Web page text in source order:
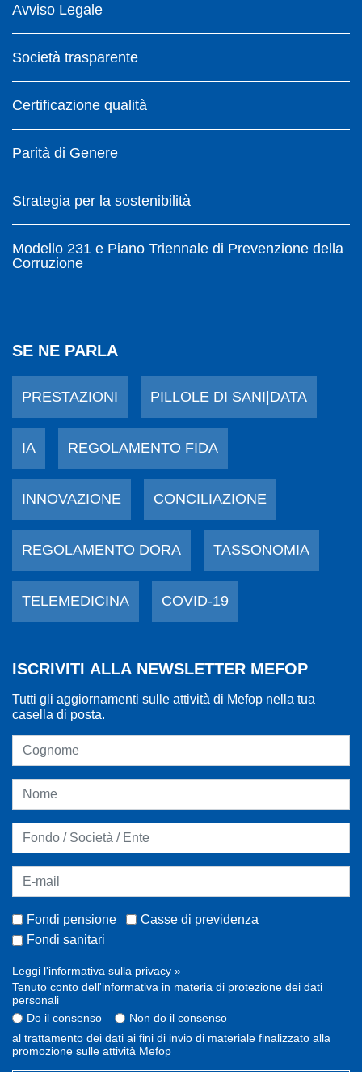
Avviso Legale
Società trasparente
Certificazione qualità
Parità di Genere
Strategia per la sostenibilità
Modello 231 e Piano Triennale di Prevenzione della
Corruzione
SE NE PARLA
PRESTAZIONI PILLOLE DI SANI|DATA
IA REGOLAMENTO FIDA
INNOVAZIONE CONCILIAZIONE
REGOLAMENTO DORA TASSONOMIA
TELEMEDICINA COVID-19
ISCRIVITI ALLA NEWSLETTER MEFOP
Tutti gli aggiornamenti sulle attività di Mefop nella tua
casella di posta.
Fondi pensione
Casse di previdenza
Fondi sanitari
Leggi l'informativa sulla privacy »
Tenuto conto dell'informativa in materia di protezione dei dati
personali
Do il consenso
Non do il consenso
al trattamento dei dati ai fini di invio di materiale finalizzato alla
promozione sulle attività Mefop